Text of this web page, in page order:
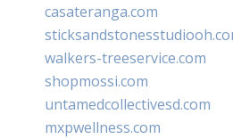
casateranga.com
walkers-treeservice.com
shopmossi.com
untamedcollectivesd.com
mxpwellness.com